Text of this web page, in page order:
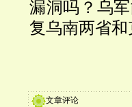
漏洞吗？乌
复乌南两省
文章评论